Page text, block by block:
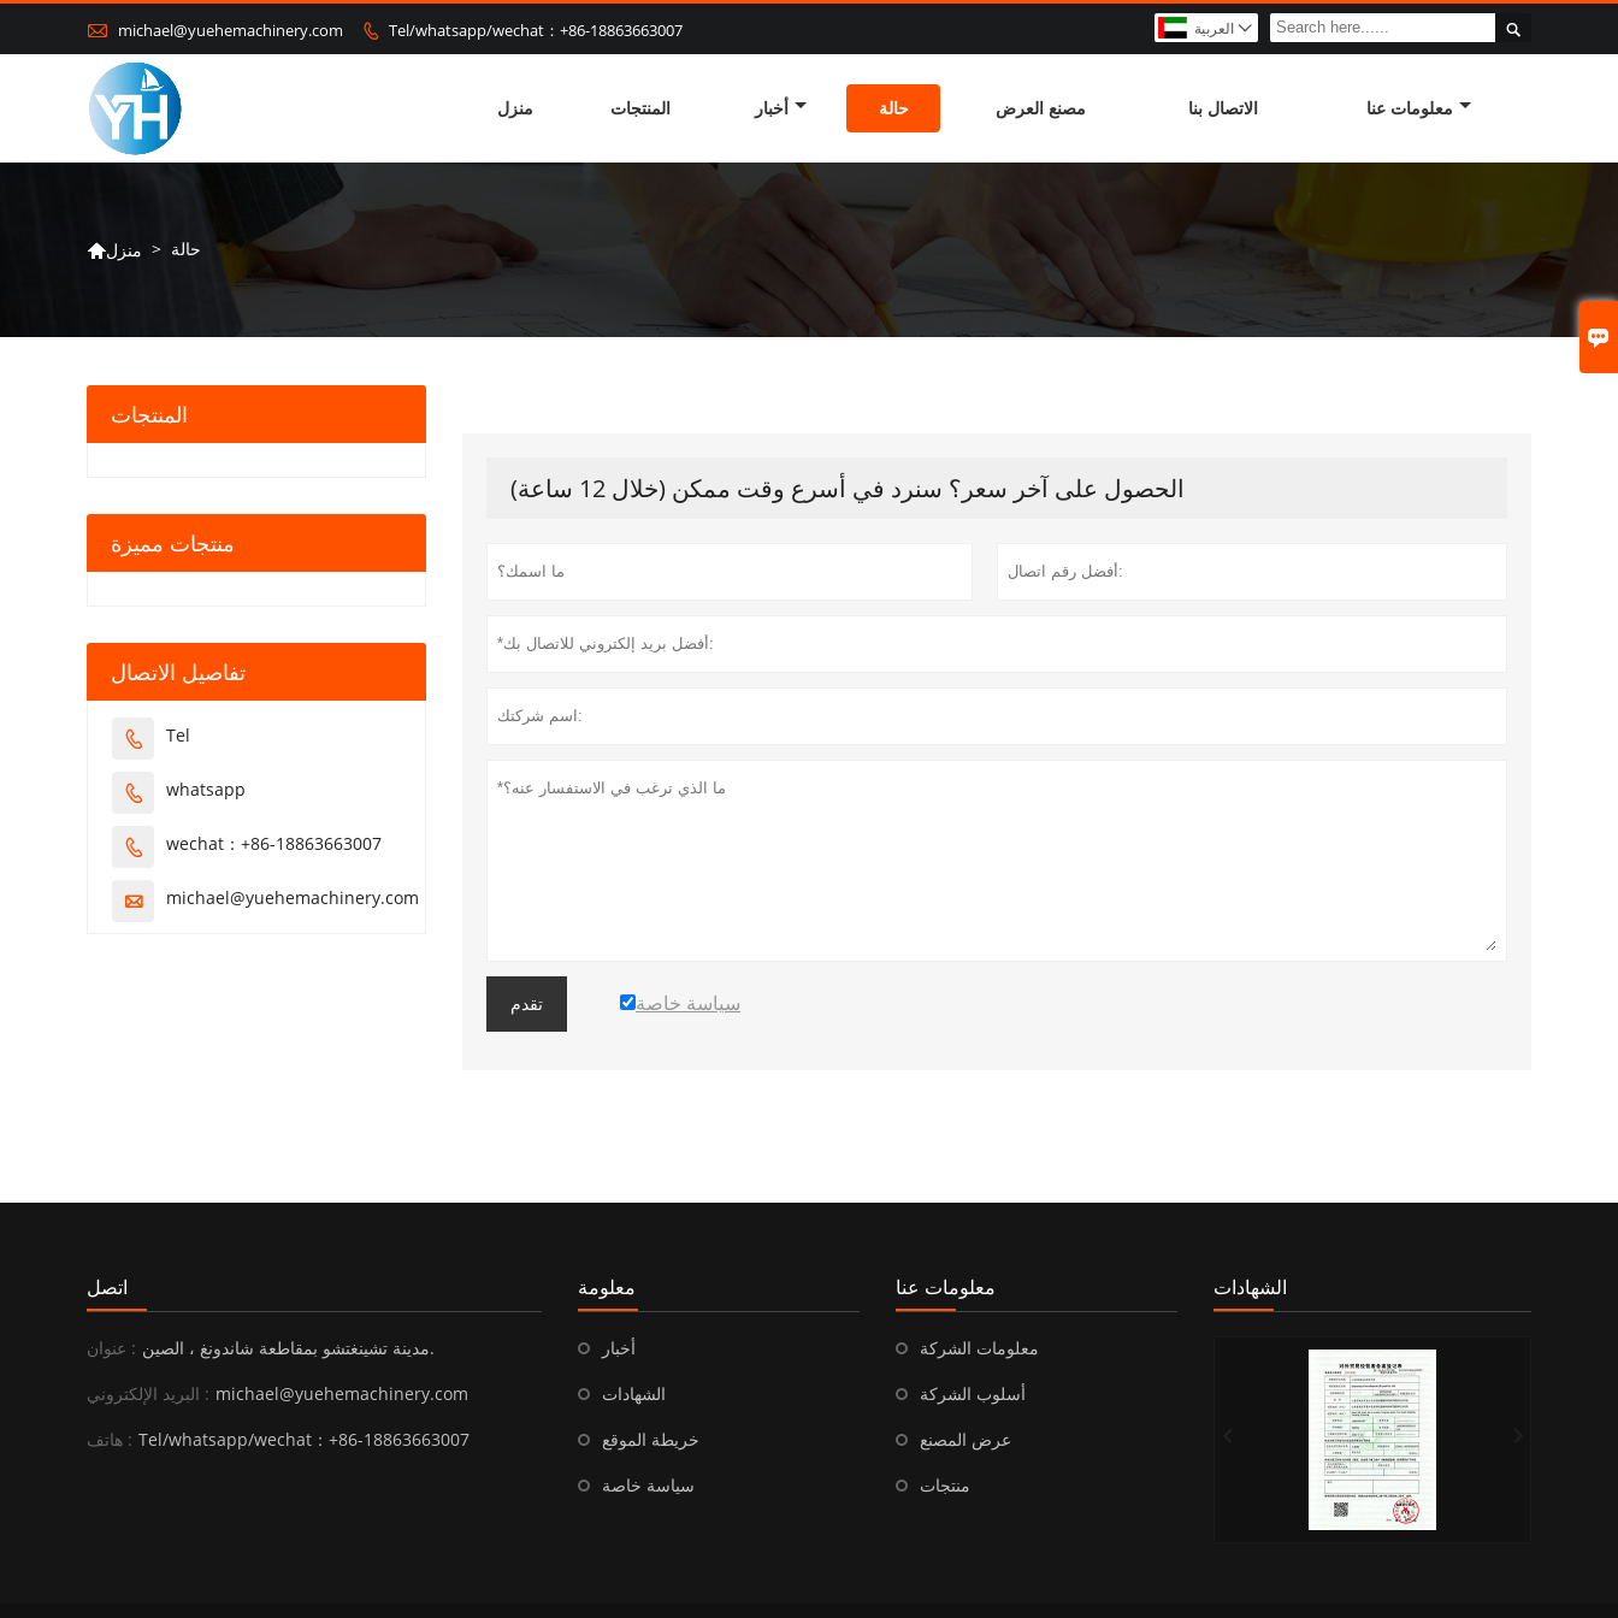

 michael@yuehemachinery.com  Tel/whatsapp/wechat：+86-18863663007  العربية 
منزل المنتجات أخبار حالة مصنع العرض الاتصال بنا معلومات عنا
منزل > حالة
الحصول على آخر سعر؟ سنرد في أسرع وقت ممكن (خلال 12 ساعة)
تقدم سياسة خاصة
المنتجات
منتجات مميزة
تفاصيل الاتصال
 Tel
 whatsapp
 wechat：+86-18863663007
 michael@yuehemachinery.com
اتصل
عنوان :
مدينة تشينغتشو بمقاطعة شاندونغ ، الصين.
البريد الإلكتروني : michael@yuehemachinery.com
هاتف : Tel/whatsapp/wechat：+86-18863663007
معلومة
أخبار
الشهادات
خريطة الموقع
سياسة خاصة
معلومات عنا
معلومات الشركة
أسلوب الشركة
عرض المصنع
منتجات
الشهادات